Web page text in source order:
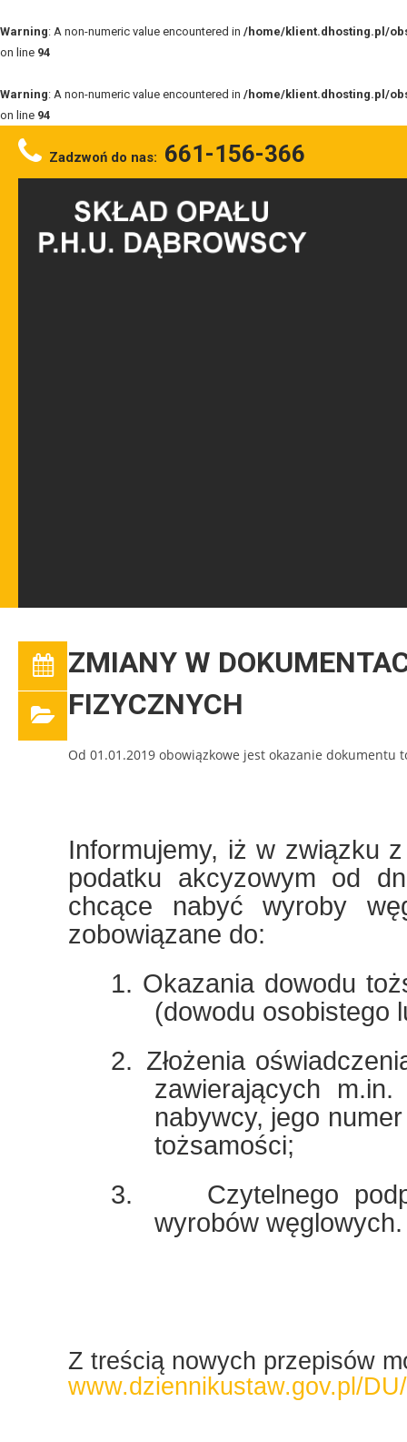
Warning: A non-numeric value encountered in /home/klient.dhosting.pl/
on line 94
Warning: A non-numeric value encountered in /home/klient.dhosting.pl/
on line 94
Zadzwoń do nas: 661-156-366
ZMIANY W
FIZYCZNYCH
Od 01.01.2019 obowiązkowe jest okazanie
Informujemy, iż w związku
podatku akcyzowym od
chcące nabyć wyroby
zobowiązane do:
1. Okazania dowodu
(dowodu osobistego
2. Złożenia
zawierających
nabywcy, jego
tożsamości;
3.
Czytelnego
wyrobów węglowych.
Z treścią nowych przepisów
www.dziennikustaw.gov.pl/